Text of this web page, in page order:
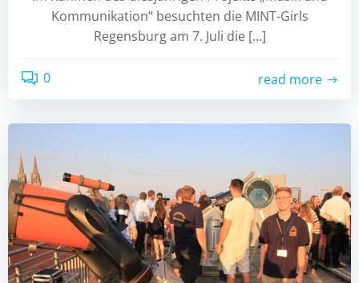
Kommunikation“ besuchten die MINT-Girls
Regensburg am 7. Juli die […]
0 read more